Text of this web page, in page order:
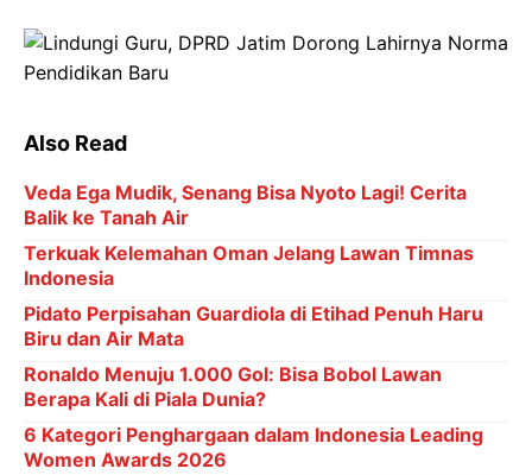
Also Read
Veda Ega Mudik, Senang Bisa Nyoto Lagi! Cerita
Balik ke Tanah Air
Terkuak Kelemahan Oman Jelang Lawan Timnas
Indonesia
Pidato Perpisahan Guardiola di Etihad Penuh Haru
Biru dan Air Mata
Ronaldo Menuju 1.000 Gol: Bisa Bobol Lawan
Berapa Kali di Piala Dunia?
6 Kategori Penghargaan dalam Indonesia Leading
Women Awards 2026